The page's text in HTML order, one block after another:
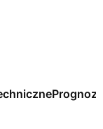
Prognozy